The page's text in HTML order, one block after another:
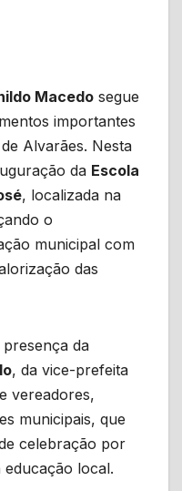
Macedo segue
importantes
Alvarães. Nesta
da Escola
, localizada na
o
municipal com
das
da
, da vice-prefeita
vereadores,
municipais, que
celebração por
educação local.